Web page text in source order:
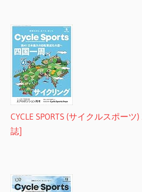
CYCLE SPORTS (サイクルスポー
誌]